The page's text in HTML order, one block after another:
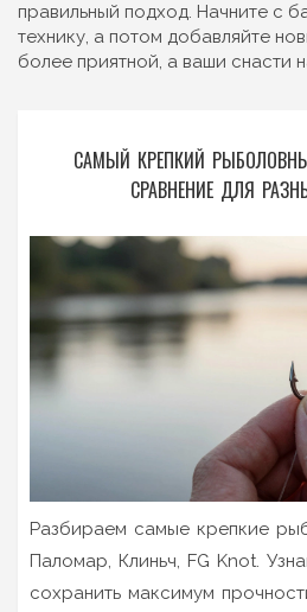
правильный подход. Начните с
технику, а потом добавляйте
более приятной, а ваши снасти
САМЫЙ КРЕПКИЙ
СРАВНЕНИЕ ДЛЯ
Разбираем самые крепкие
Паломар, Клиньч, FG Knot.
сохранить максимум